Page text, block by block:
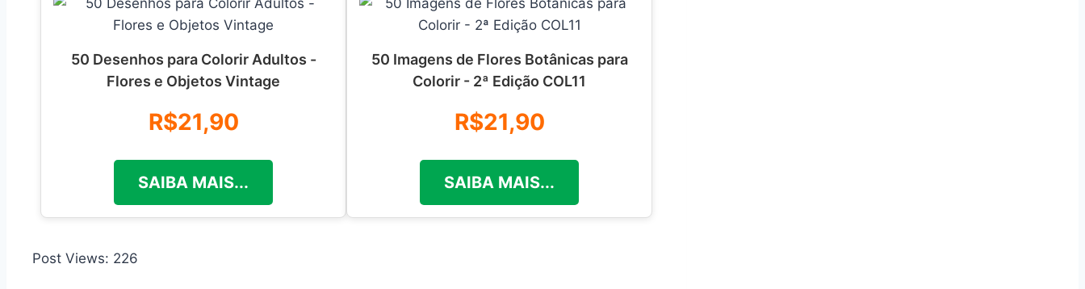
50 Desenhos para Colorir Adultos -
Flores e Objetos Vintage
R$21,90
SAIBA MAIS...
50 Imagens de Flores Botânicas para
Colorir - 2ª Edição COL11
R$21,90
SAIBA MAIS...
Post Views: 226